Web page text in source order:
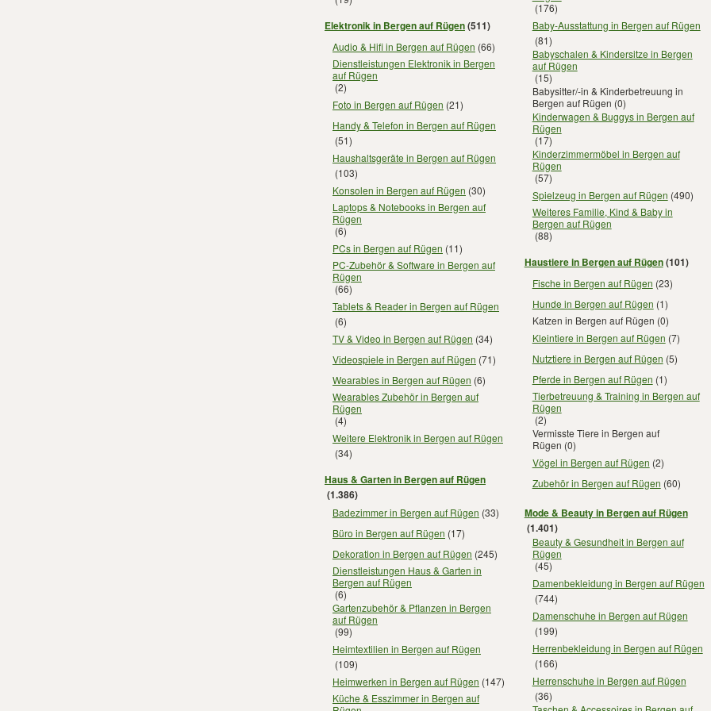
Elektronik in Bergen auf Rügen(511)
Audio & Hifi in Bergen auf Rügen (66)
Dienstleistungen Elektronik in Bergen
auf Rügen
(2)
Foto in Bergen auf Rügen (21)
Handy & Telefon in Bergen auf Rügen
(51)
Haushaltsgeräte in Bergen auf Rügen
(103)
Konsolen in Bergen auf Rügen (30)
Laptops & Notebooks in Bergen auf
Rügen
(6)
PCs in Bergen auf Rügen (11)
PC-Zubehör & Software in Bergen auf
Rügen
(66)
Tablets & Reader in Bergen auf Rügen
(6)
TV & Video in Bergen auf Rügen (34)
Videospiele in Bergen auf Rügen (71)
Wearables in Bergen auf Rügen (6)
Wearables Zubehör in Bergen auf
Rügen
(4)
Weitere Elektronik in Bergen auf Rügen
(34)
Haus & Garten in Bergen auf Rügen
(1.386)
Badezimmer in Bergen auf Rügen (33)
Büro in Bergen auf Rügen (17)
Dekoration in Bergen auf Rügen (245)
Dienstleistungen Haus & Garten in
Bergen auf Rügen
(6)
Gartenzubehör & Pflanzen in Bergen
auf Rügen
(99)
Heimtextilien in Bergen auf Rügen
(109)
Heimwerken in Bergen auf Rügen (147)
Küche & Esszimmer in Bergen auf
(176)
Baby-Ausstattung in Bergen auf Rügen
(81)
Babyschalen & Kindersitze in Bergen
auf Rügen
(15)
Babysitter/-in & Kinderbetreuung in
Bergen auf Rügen (0)
Kinderwagen & Buggys in Bergen auf
Rügen
(17)
Kinderzimmermöbel in Bergen auf
Rügen
(57)
Spielzeug in Bergen auf Rügen (490)
Weiteres Familie, Kind & Baby in
Bergen auf Rügen
(88)
Haustiere in Bergen auf Rügen(101)
Fische in Bergen auf Rügen (23)
Hunde in Bergen auf Rügen (1)
Katzen in Bergen auf Rügen (0)
Kleintiere in Bergen auf Rügen (7)
Nutztiere in Bergen auf Rügen (5)
Pferde in Bergen auf Rügen (1)
Tierbetreuung & Training in Bergen auf
Rügen
(2)
Vermisste Tiere in Bergen auf
Rügen (0)
Vögel in Bergen auf Rügen (2)
Zubehör in Bergen auf Rügen (60)
Mode & Beauty in Bergen auf Rügen
(1.401)
Beauty & Gesundheit in Bergen auf
Rügen
(45)
Damenbekleidung in Bergen auf Rügen
(744)
Damenschuhe in Bergen auf Rügen
(199)
Herrenbekleidung in Bergen auf Rügen
(166)
Herrenschuhe in Bergen auf Rügen
(36)